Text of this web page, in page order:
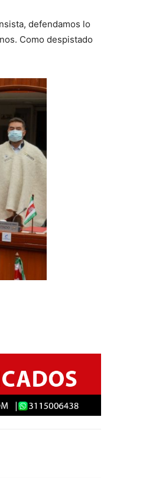
defendamos lo
Como despistado